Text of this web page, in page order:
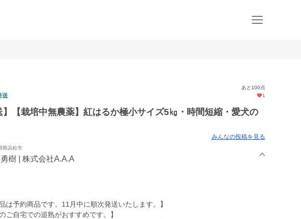
あと100点
送 1
】【栽培中無農薬】紅はるか極小サイズ5㎏・時間短縮・愛犬の
みんなの投稿を見る
県浜松市
樹 | 株式会社A.A.A
は予約商品です。11月中に順次発送いたします。】
ご自宅での追熟がおすすめです。】